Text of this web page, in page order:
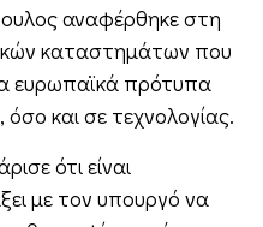
αναφέρθηκε στη
καταστημάτων που
ευρωπαϊκά πρότυπα
και σε τεχνολογίας.
ότι είναι
με τον υπουργό να